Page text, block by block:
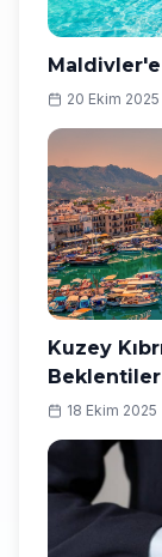
20 Ekim 2025
Kuzey
Beklentiler
18 Ekim 2025